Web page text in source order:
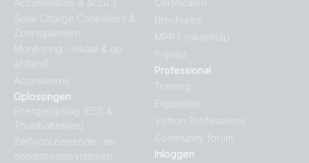
Accumonitors & accu's
Solar Charge Controllers &
Zonnepanelen
Monitoring - lokaal & op
afstand
Accessoires
Oplossingen
Energieopslag (ESS &
Thuisbatterijen)
Zelfvoorzienende- en
noodstroomsystemen
Certificaten
Brochures
MPPT rekenhulp
Prijslijst
Professional
Training
Exposities
Victron Professional
Community forum
Inloggen